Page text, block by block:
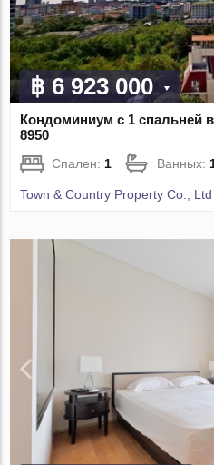
฿ 6 923 000
Кондоминиум с 1 спальней
8950
Спален: 1 Ванных:
Town & Country Property Co., Ltd